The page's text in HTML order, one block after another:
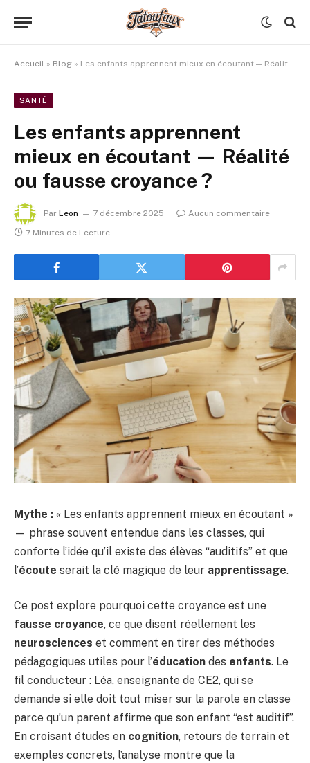
Accueil » Blog » Les enfants apprennent mieux en écoutant — Réalité ou fausse croyance ?
SANTÉ
Les enfants apprennent
mieux en écoutant — Réalité
ou fausse croyance ?
Par Leon 7 décembre 2025
Aucun commentaire
7 Minutes de Lecture
Mythe : « Les enfants apprennent mieux en écoutant »
— phrase souvent entendue dans les classes, qui
conforte l’idée qu’il existe des élèves “auditifs” et que
l’écoute serait la clé magique de leur apprentissage.
Ce post explore pourquoi cette croyance est une
fausse croyance, ce que disent réellement les
neurosciences et comment en tirer des méthodes
pédagogiques utiles pour l’éducation des enfants. Le
fil conducteur : Léa, enseignante de CE2, qui se
demande si elle doit tout miser sur la parole en classe
parce qu’un parent affirme que son enfant “est auditif”.
En croisant études en cognition, retours de terrain et
exemples concrets, l’analyse montre que la